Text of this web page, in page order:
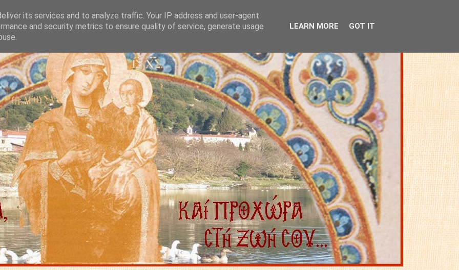
its services and to analyze traffic. Your IP address and user-agent
and security metrics to ensure quality of service, generate usage
LEARN MORE GOT IT